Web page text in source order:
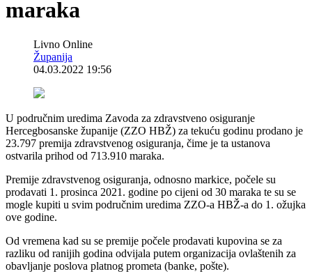
maraka
Livno Online
Županija
04.03.2022 19:56
U područnim uredima Zavoda za zdravstveno osiguranje
Hercegbosanske županije (ZZO HBŽ) za tekuću godinu prodano je
23.797 premija zdravstvenog osiguranja, čime je ta ustanova
ostvarila prihod od 713.910 maraka.
Premije zdravstvenog osiguranja, odnosno markice, počele su
prodavati 1. prosinca 2021. godine po cijeni od 30 maraka te su se
mogle kupiti u svim područnim uredima ZZO-a HBŽ-a do 1. ožujka
ove godine.
Od vremena kad su se premije počele prodavati kupovina se za
razliku od ranijih godina odvijala putem organizacija ovlaštenih za
obavljanje poslova platnog prometa (banke, pošte).